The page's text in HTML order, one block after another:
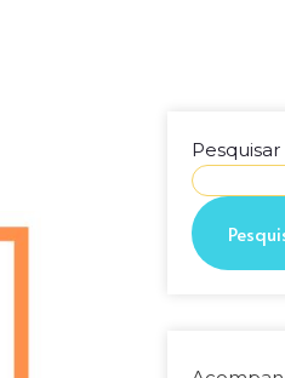
Pesquisar